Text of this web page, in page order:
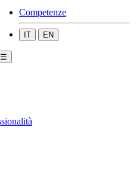
Competenze
IT EN
☰